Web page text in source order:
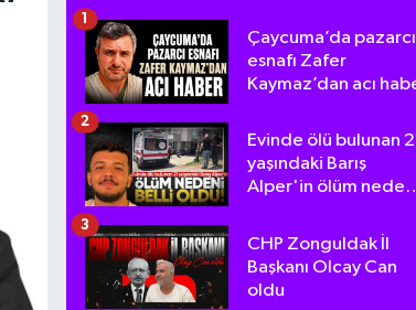
Çaycuma’da pazarcı
esnafı Zafer
Kaymaz’dan acı
1
Evinde ölü bulunan
yaşındaki Barış
Alper'in ölüm
2
CHP Zonguldak İl
Başkanı Olcay Can
oldu
3